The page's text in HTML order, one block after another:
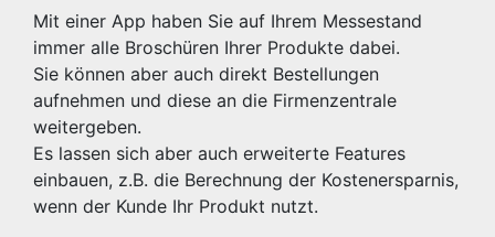
Mit einer App haben Sie auf Ihrem Messestand
immer alle Broschüren Ihrer Produkte dabei.
Sie können aber auch direkt Bestellungen
aufnehmen und diese an die Firmenzentrale
weitergeben.
Es lassen sich aber auch erweiterte Features
einbauen, z.B. die Berechnung der Kostenersparnis,
wenn der Kunde Ihr Produkt nutzt.